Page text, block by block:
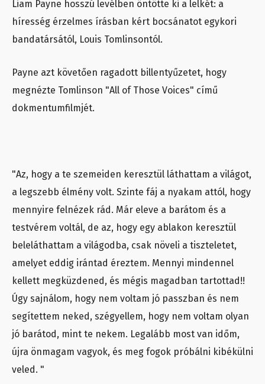
Liam Payne hosszú levélben öntötte ki a lelkét: a
híresség érzelmes írásban kért bocsánatot egykori
bandatársától, Louis Tomlinsontól.
Payne azt követően ragadott billentyűzetet, hogy
megnézte Tomlinson "All of Those Voices" című
dokmentumfilmjét.
"Az, hogy a te szemeiden keresztül láthattam a világot,
a legszebb élmény volt. Szinte fáj a nyakam attól, hogy
mennyire felnézek rád. Már eleve a barátom és a
testvérem voltál, de az, hogy egy ablakon keresztül
beleláthattam a világodba, csak növeli a tiszteletet,
amelyet eddig irántad éreztem. Mennyi mindennel
kellett megküzdened, és mégis magadban tartottad!!
Úgy sajnálom, hogy nem voltam jó passzban és nem
segítettem neked, szégyellem, hogy nem voltam olyan
jó barátod, mint te nekem. Legalább most van időm,
újra önmagam vagyok, és meg fogok próbálni kibékülni
veled. "